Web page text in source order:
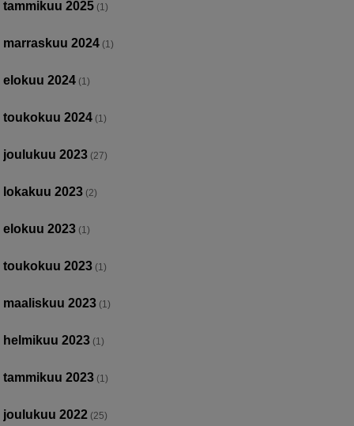
tammikuu 2025 (1)
marraskuu 2024 (1)
elokuu 2024 (1)
toukokuu 2024 (1)
joulukuu 2023 (27)
lokakuu 2023 (2)
elokuu 2023 (1)
toukokuu 2023 (1)
maaliskuu 2023 (1)
helmikuu 2023 (1)
tammikuu 2023 (1)
joulukuu 2022 (25)